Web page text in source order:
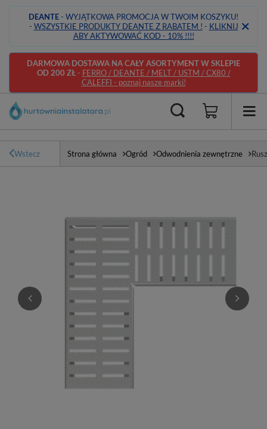
DEANTE- WYJĄTKOWA PROMOCJA W TWOIM KOSZYKU!
- WSZYSTKIE PRODUKTY DEANTE Z RABATEM ! - KLIKNIJ
ABY AKTYWOWAĆ KOD - 10% !!!!
DARMOWA DOSTAWA NA CAŁY ASORTYMENT W SKLEPIE
OD 200 ZŁ- FERRO / DEANTE / MELT / USTM / CX80 /
CALEFFI - poznaj nasze marki!
Wstecz Strona główna Ogród Odwodnienia zewnętrzne